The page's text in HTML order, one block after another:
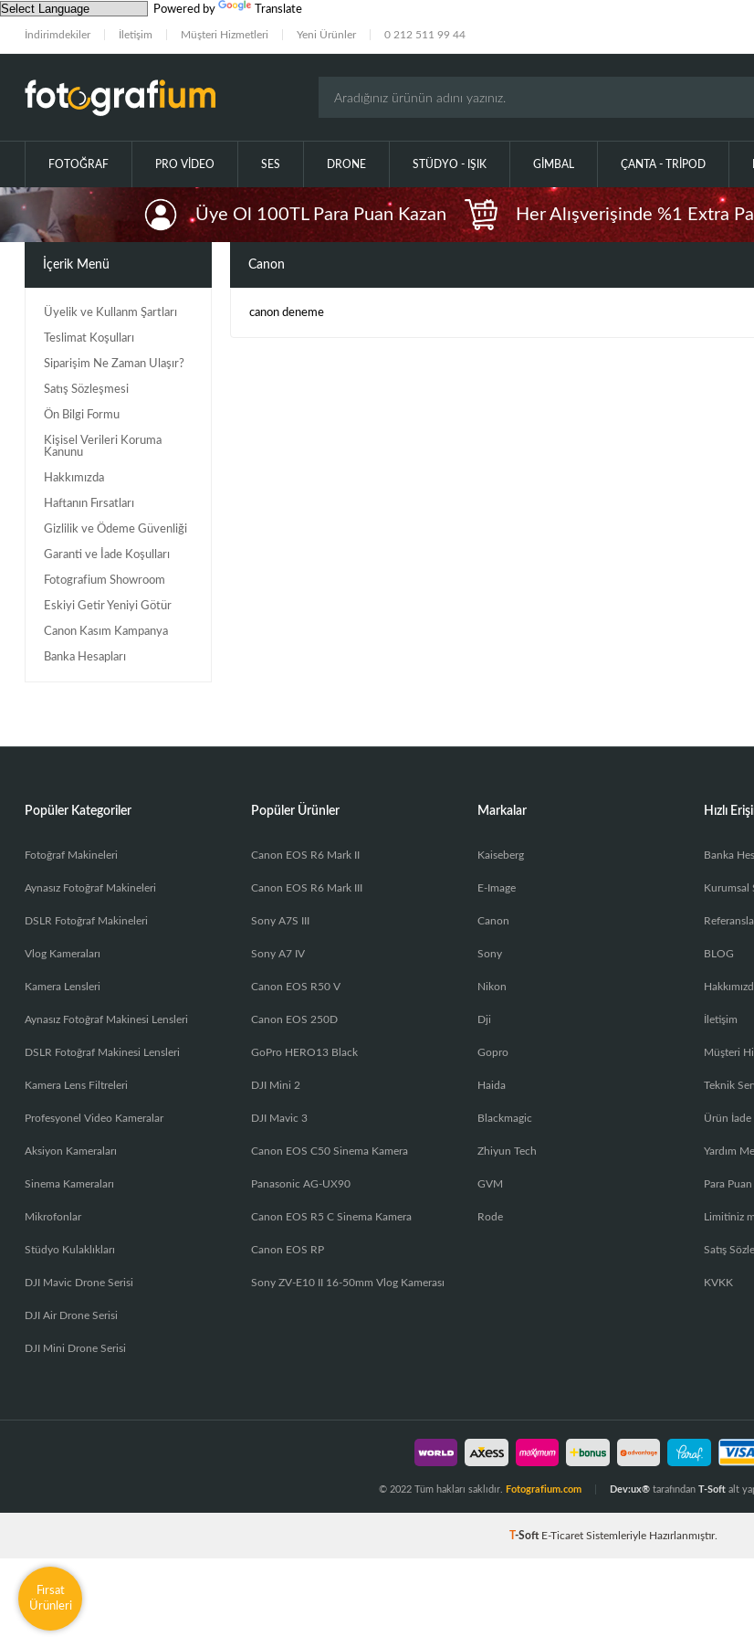
Powered by Translate
İndirimdekiler İletişim Müşteri Hizmetleri Yeni Ürünler 0 212 511 99 44
FOTOĞRAF PRO VIDEO SES DRONE STÜDYO - IŞIK GIMBAL ÇANTA - TRIPOD
Üye Ol 100TL Para Puan Kazan Her Alışverişinde %1 Extra
İçerik Menü
Üyelik ve Kullanm Şartları
Teslimat Koşulları
Siparişim Ne Zaman Ulaşır?
Satış Sözleşmesi
Ön Bilgi Formu
Kişisel Verileri Koruma
Kanunu
Hakkımızda
Haftanın Fırsatları
Gizlilik ve Ödeme Güvenliği
Garanti ve İade Koşulları
Fotografium Showroom
Eskiyi Getir Yeniyi Götür
Canon Kasım Kampanya
Banka Hesapları
Canon
canon deneme
Popüler Kategoriler
Fotoğraf Makineleri
Aynasız Fotoğraf Makineleri
DSLR Fotoğraf Makineleri
Vlog Kameraları
Kamera Lensleri
Aynasız Fotoğraf Makinesi Lensleri
DSLR Fotoğraf Makinesi Lensleri
Kamera Lens Filtreleri
Profesyonel Video Kameralar
Aksiyon Kameraları
Sinema Kameraları
Mikrofonlar
Stüdyo Kulaklıkları
DJI Mavic Drone Serisi
DJI Air Drone Serisi
DJI Mini Drone Serisi
Popüler Ürünler
Canon EOS R6 Mark II
Canon EOS R6 Mark III
Sony A7S III
Sony A7 IV
Canon EOS R50 V
Canon EOS 250D
GoPro HERO13 Black
DJI Mini 2
DJI Mavic 3
Canon EOS C50 Sinema Kamera
Panasonic AG-UX90
Canon EOS R5 C Sinema Kamera
Canon EOS RP
Sony ZV-E10 II 16-50mm Vlog Kamerası
Markalar
Kaiseberg
E-Image
Canon
Sony
Nikon
Dji
Gopro
Haida
Blackmagic
Zhiyun Tech
GVM
Rode
Hızlı
Banka
Kurumsal
BLOG
İletişim
Müşteri
Teknik
Ürün İade
Yardım
Para
Limitiniz
Satış
KVKK
© 2022 Tüm hakları saklıdır. Fotografium.com Dev:ux®tarafından T-Softalt
T-Soft E-Ticaret Sistemleriyle Hazırlanmıştır.
Fırsat
Ürünleri